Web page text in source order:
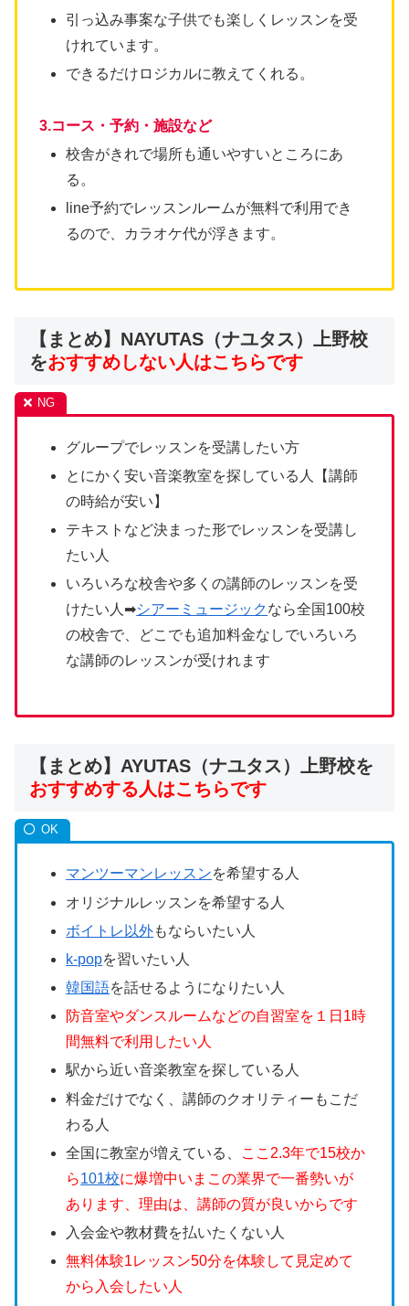
引っ込み事案な子供でも楽しくレッスンを受
けれています。
できるだけロジカルに教えてくれる。
3.コース・予約・施設など
校舎がきれで場所も通いやすいところにあ
る。
line予約でレッスンルームが無料で利用でき
るので、カラオケ代が浮きます。
【まとめ】NAYUTAS（ナユタス）上野校
をおすすめしない人はこちらです
グループでレッスンを受講したい方
とにかく安い音楽教室を探している人【講師
の時給が安い】
テキストなど決まった形でレッスンを受講し
たい人
いろいろな校舎や多くの講師のレッスンを受
けたい人➡シアーミュージックなら全国100校
の校舎で、どこでも追加料金なしでいろいろ
な講師のレッスンが受けれます
【まとめ】AYUTAS（ナユタス）上野校を
おすすめする人はこちらです
マンツーマンレッスンを希望する人
オリジナルレッスンを希望する人
ボイトレ以外もならいたい人
k-popを習いたい人
韓国語を話せるようになりたい人
防音室やダンスルームなどの自習室を１日1時
間無料で利用したい人
駅から近い音楽教室を探している人
料金だけでなく、講師のクオリティーもこだ
わる人
全国に教室が増えている、
ここ2.3年で15校か
ら101校に爆増中いまこの業界で一番勢いが
あります、理由は、講師の質が良いからです
入会金や教材費を払いたくない人
無料体験1レッスン50分を体験して見定めて
から入会したい人